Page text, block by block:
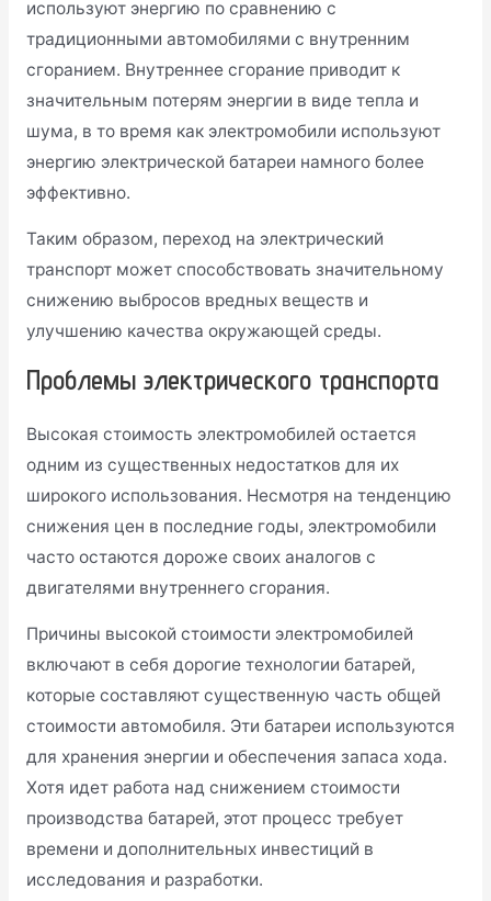
используют энергию по сравнению с
традиционными автомобилями с внутренним
сгоранием. Внутреннее сгорание приводит к
значительным потерям энергии в виде тепла и
шума, в то время как электромобили используют
энергию электрической батареи намного более
эффективно.
Таким образом, переход на электрический
транспорт может способствовать значительному
снижению выбросов вредных веществ и
улучшению качества окружающей среды.
Проблемы электрического транспорта
Высокая стоимость электромобилей остается
одним из существенных недостатков для их
широкого использования. Несмотря на тенденцию
снижения цен в последние годы, электромобили
часто остаются дороже своих аналогов с
двигателями внутреннего сгорания.
Причины высокой стоимости электромобилей
включают в себя дорогие технологии батарей,
которые составляют существенную часть общей
стоимости автомобиля. Эти батареи используются
для хранения энергии и обеспечения запаса хода.
Хотя идет работа над снижением стоимости
производства батарей, этот процесс требует
времени и дополнительных инвестиций в
исследования и разработки.